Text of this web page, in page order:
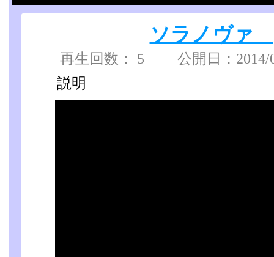
ソラノヴァ
再生回数： 5 公開日：2014/
説明